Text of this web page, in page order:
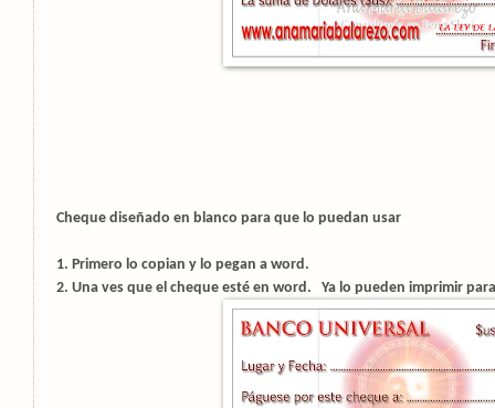
Cheque diseñado en blanco para que lo puedan usar
1. Primero lo copian y lo pegan a word.
2. Una ves que el cheque esté en word.
Ya lo pueden imprimir